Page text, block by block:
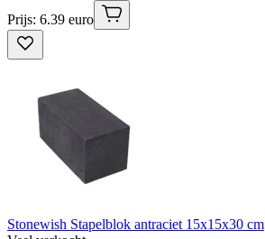
Prijs: 6.39 euro
Stonewish Stapelblok antraciet 15x15x30 cm